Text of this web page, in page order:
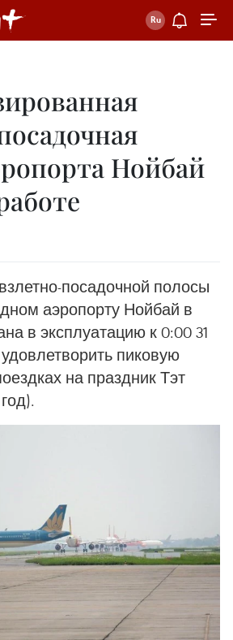
Нойбай
посадочной полосы
аэропорту Нойбай в
в эксплуатацию к 0:00 31
пиковую
на праздник Тэт